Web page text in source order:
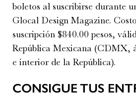
boletos al suscribirse durante
Glocal Design Magazine.
suscripción $840.00 pesos,
República Mexicana (CDMX,
e interior de la República).
CONSIGUE TUS